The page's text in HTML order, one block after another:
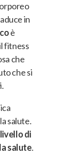
in
è
fitness
che
che si
.
salute.
di
salute.